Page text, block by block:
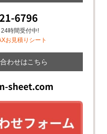
時間受付中!
お見積りシート
わせはこちら